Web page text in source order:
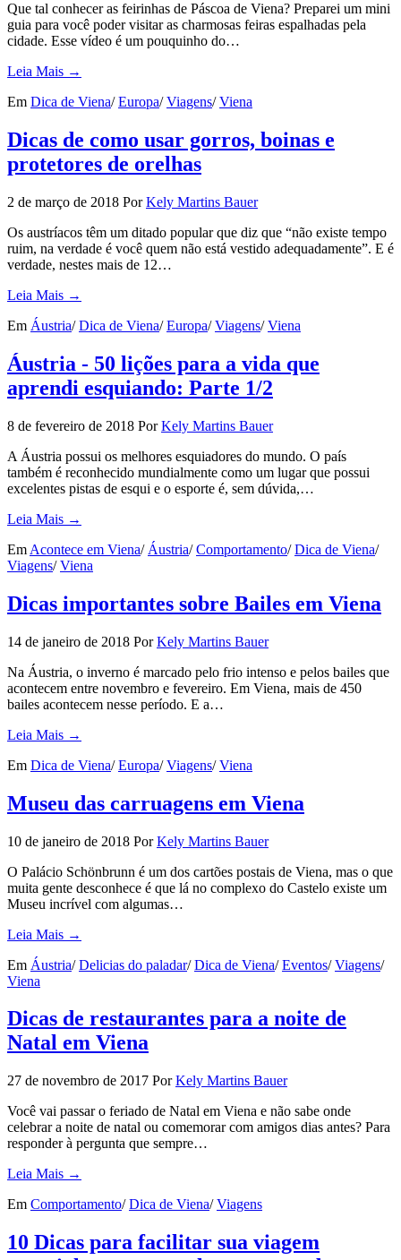
Que tal conhecer as feirinhas de Páscoa de Viena? Preparei um mini
guia para você poder visitar as charmosas feiras espalhadas pela
cidade. Esse vídeo é um pouquinho do…
Leia Mais →
Em Dica de Viena/ Europa/ Viagens/ Viena
Dicas de como usar gorros, boinas e
protetores de orelhas
2 de março de 2018 Por Kely Martins Bauer
Os austríacos têm um ditado popular que diz que “não existe tempo
ruim, na verdade é você quem não está vestido adequadamente”. E é
verdade, nestes mais de 12…
Leia Mais →
Em Áustria/ Dica de Viena/ Europa/ Viagens/ Viena
Áustria - 50 lições para a vida que
aprendi esquiando: Parte 1/2
8 de fevereiro de 2018 Por Kely Martins Bauer
A Áustria possui os melhores esquiadores do mundo. O país
também é reconhecido mundialmente como um lugar que possui
excelentes pistas de esqui e o esporte é, sem dúvida,…
Leia Mais →
Em Acontece em Viena/ Áustria/ Comportamento/ Dica de Viena/
Viagens/ Viena
Dicas importantes sobre Bailes em Viena
14 de janeiro de 2018 Por Kely Martins Bauer
Na Áustria, o inverno é marcado pelo frio intenso e pelos bailes que
acontecem entre novembro e fevereiro. Em Viena, mais de 450
bailes acontecem nesse período. E a…
Leia Mais →
Em Dica de Viena/ Europa/ Viagens/ Viena
Museu das carruagens em Viena
10 de janeiro de 2018 Por Kely Martins Bauer
O Palácio Schönbrunn é um dos cartões postais de Viena, mas o que
muita gente desconhece é que lá no complexo do Castelo existe um
Museu incrível com algumas…
Leia Mais →
Em Áustria/ Delicias do paladar/ Dica de Viena/ Eventos/ Viagens/
Viena
Dicas de restaurantes para a noite de
Natal em Viena
27 de novembro de 2017 Por Kely Martins Bauer
Você vai passar o feriado de Natal em Viena e não sabe onde
celebrar a noite de natal ou comemorar com amigos dias antes? Para
responder à pergunta que sempre…
Leia Mais →
Em Comportamento/ Dica de Viena/ Viagens
10 Dicas para facilitar sua viagem